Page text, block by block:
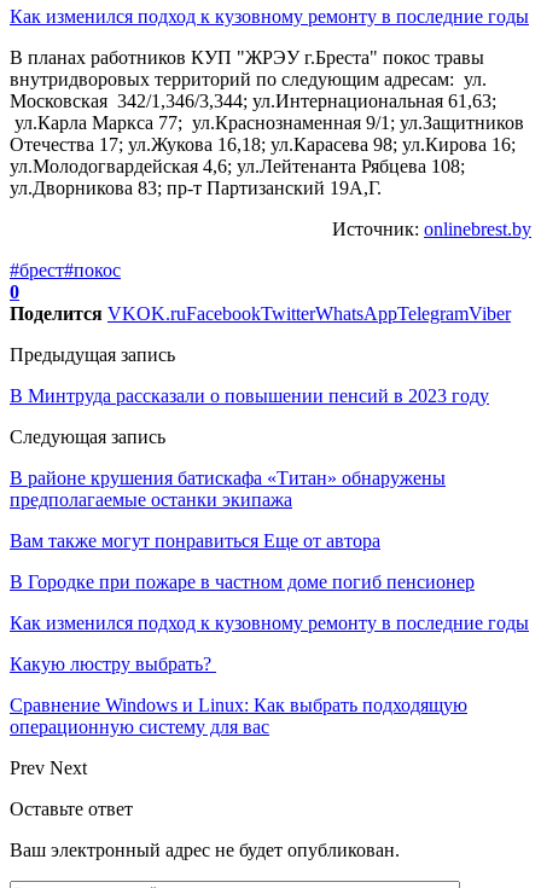
Как изменился подход к кузовному ремонту в последние годы
В планах работников КУП "ЖРЭУ г.Бреста" покос травы
внутридворовых территорий по следующим адресам: ул.
Московская 342/1,346/3,344; ул.Интернациональная 61,63;
ул.Карла Маркса 77; ул.Краснознаменная 9/1; ул.Защитников
Отечества 17; ул.Жукова 16,18; ул.Карасева 98; ул.Кирова 16;
ул.Молодогвардейская 4,6; ул.Лейтенанта Рябцева 108;
ул.Дворникова 83; пр-т Партизанский 19А,Г.
Источник: onlinebrest.by
#брест#покос
0
Поделится VKOK.ruFacebookTwitterWhatsAppTelegramViber
Предыдущая запись
В Минтруда рассказали о повышении пенсий в 2023 году
Следующая запись
В районе крушения батискафа «Титан» обнаружены
предполагаемые останки экипажа
Вам также могут понравиться Еще от автора
В Городке при пожаре в частном доме погиб пенсионер
Как изменился подход к кузовному ремонту в последние годы
Какую люстру выбрать?
Сравнение Windows и Linux: Как выбрать подходящую
операционную систему для вас
Prev Next
Оставьте ответ
Ваш электронный адрес не будет опубликован.